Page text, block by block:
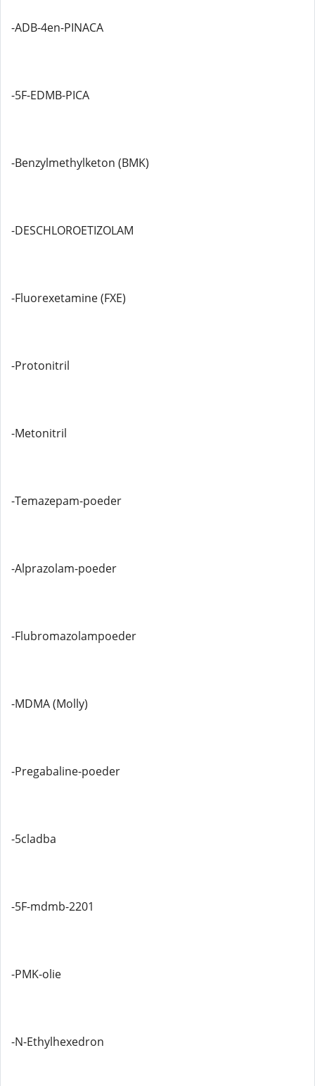
-ADB-4en-PINACA
-5F-EDMB-PICA
-Benzylmethylketon (BMK)
-DESCHLOROETIZOLAM
-Fluorexetamine (FXE)
-Protonitril
-Metonitril
-Temazepam-poeder
-Alprazolam-poeder
-Flubromazolampoeder
-MDMA (Molly)
-Pregabaline-poeder
-5cladba
-5F-mdmb-2201
-PMK-olie
-N-Ethylhexedron